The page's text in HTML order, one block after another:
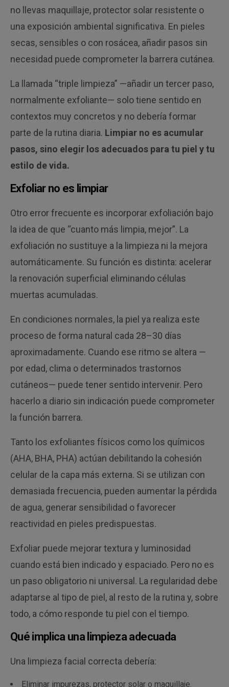
no llevas maquillaje, protector solar resistente o
una exposición ambiental significativa. En pieles
secas, sensibles o con rosácea, añadir pasos sin
necesidad puede comprometer la barrera cutánea.
La llamada “triple limpieza” —añadir un tercer paso,
normalmente exfoliante— solo tiene sentido en
contextos muy concretos y no debería formar
parte de la rutina diaria. Limpiar no es acumular
pasos, sino elegir los adecuados para tu piel y tu
estilo de vida.
Exfoliar no es limpiar
Otro error frecuente es incorporar exfoliación bajo
la idea de que “cuanto más limpia, mejor”. La
exfoliación no sustituye a la limpieza ni la mejora
automáticamente. Su función es distinta: acelerar
la renovación superficial eliminando células
muertas acumuladas.
En condiciones normales, la piel ya realiza este
proceso de forma natural cada 28–30 días
aproximadamente. Cuando ese ritmo se altera —
por edad, clima o determinados trastornos
cutáneos— puede tener sentido intervenir. Pero
hacerlo a diario sin indicación puede comprometer
la función barrera.
Tanto los exfoliantes físicos como los químicos
(AHA, BHA, PHA) actúan debilitando la cohesión
celular de la capa más externa. Si se utilizan con
demasiada frecuencia, pueden aumentar la pérdida
de agua, generar sensibilidad o favorecer
reactividad en pieles predispuestas.
Exfoliar puede mejorar textura y luminosidad
cuando está bien indicado y espaciado. Pero no es
un paso obligatorio ni universal. La regularidad debe
adaptarse al tipo de piel, al resto de la rutina y, sobre
todo, a cómo responde tu piel con el tiempo.
Qué implica una limpieza adecuada
Una limpieza facial correcta debería:
Eliminar impurezas, protector solar o maquillaje.